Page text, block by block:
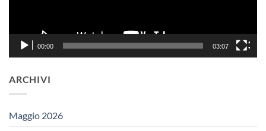
00:00 03:07
ARCHIVI
Maggio 2026